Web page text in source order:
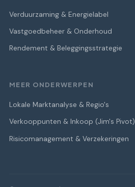
Verduurzaming & Energielabel
Vastgoedbeheer & Onderhoud
Rendement & Beleggingsstrategie
MEER ONDERWERPEN
Lokale Marktanalyse & Regio's
Verkooppunten & Inkoop (Jim's Pivot)
Risicomanagement & Verzekeringen